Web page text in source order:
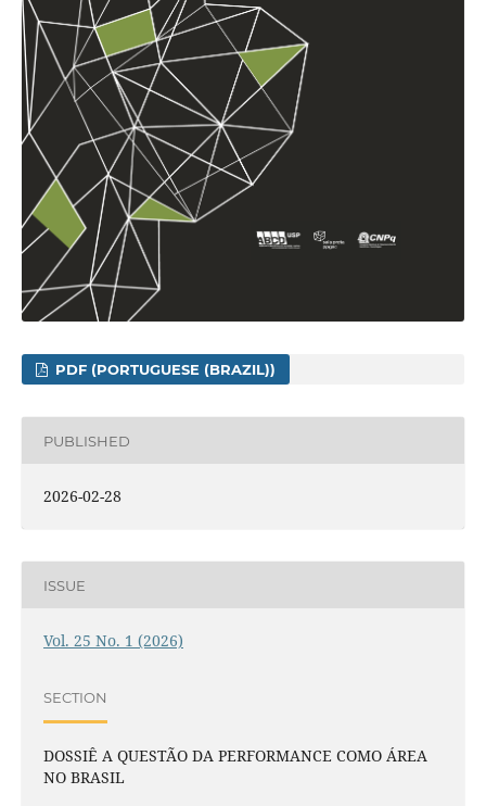
PDF (PORTUGUESE (BRAZIL))
PUBLISHED
2026-02-28
ISSUE
Vol. 25 No. 1 (2026)
SECTION
DOSSIÊ A QUESTÃO DA PERFORMANCE COMO ÁREA
NO BRASIL